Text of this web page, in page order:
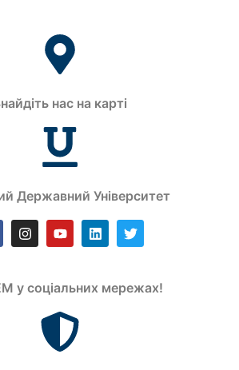
нас на карті
Державний Університет
у соціальних мережах!